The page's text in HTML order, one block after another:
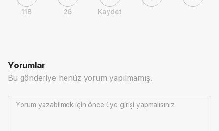
11B 26 Kaydet
Yorumlar
Bu gönderiye henüz yorum yapılmamış.
Yorum yazabilmek için önce üye girişi yapmalısınız.